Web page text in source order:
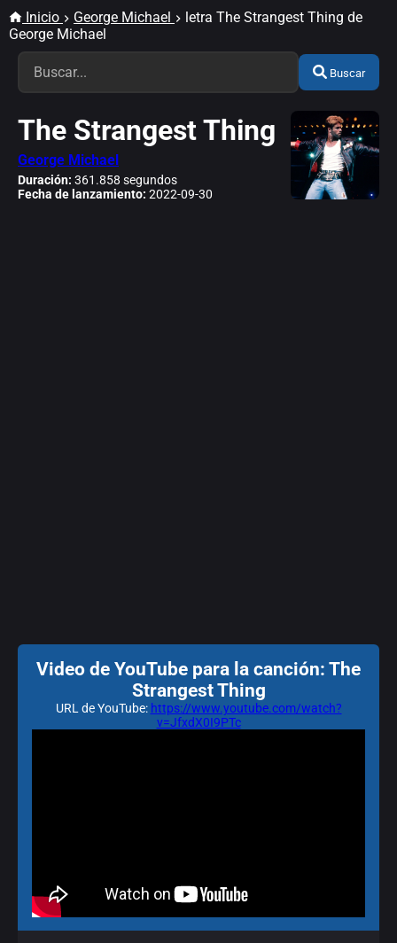
Inicio George Michael
letra The Strangest Thing de
George Michael
Buscar
The Strangest Thing
George Michael
Duración: 361.858 segundos
Fecha de lanzamiento: 2022-09-30
Video de YouTube para la canción: The
Strangest Thing
URL de YouTube: https://www.youtube.com/watch?
v=JfxdX0I9PTc